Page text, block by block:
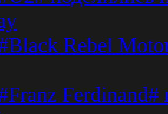
Rebel
Ferdinand#